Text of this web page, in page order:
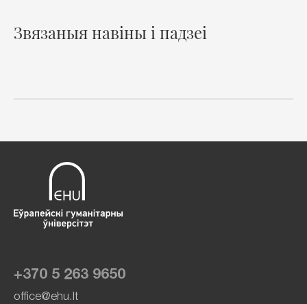
Звязаныя навіны і падзеі
+370 5 263 9650
office@ehu.lt